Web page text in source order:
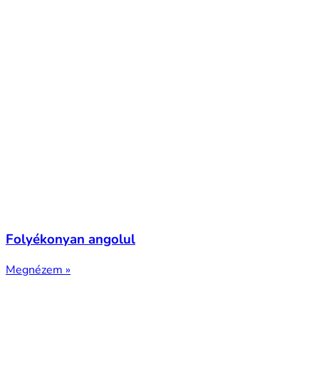
Folyékonyan angolul
Megnézem »